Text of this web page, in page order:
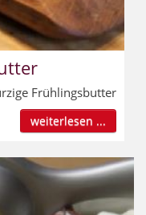
Frühlingsbutter
weiterlesen ...